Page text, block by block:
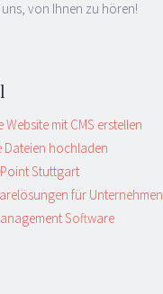
von Ihnen zu hören!
Website mit CMS erstellen
Dateien hochladen
Stuttgart
für Unternehmen
Software